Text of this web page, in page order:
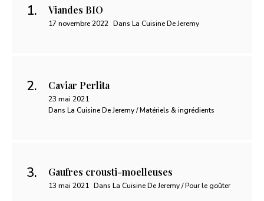
Viandes BIO
17 novembre 2022 Dans La Cuisine De Jeremy
Caviar Perlita
23 mai 2021
Dans La Cuisine De Jeremy / Matériels & ingrédients
Gaufres crousti-moelleuses
13 mai 2021 Dans La Cuisine De Jeremy / Pour le goûter